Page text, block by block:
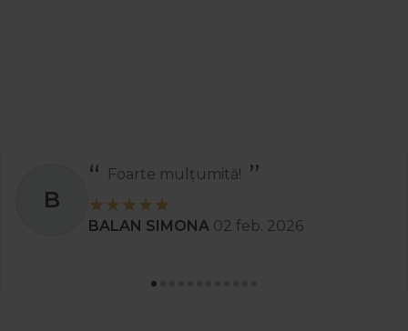
B
Foarte mulțumită!
BALAN SIMONA 02 feb. 2026